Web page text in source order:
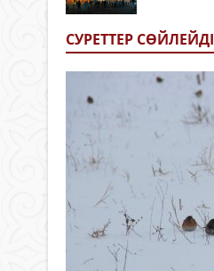
СУРЕТТЕР СӨЙЛЕЙДI